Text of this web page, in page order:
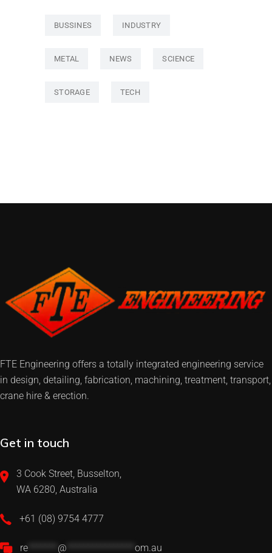
BUSSINES INDUSTRY
METAL NEWS SCIENCE
STORAGE TECH
FTE Engineering offers a totally integrated engineering service
in design, detailing, fabrication, machining, treatment, transport,
crane hire & erection.
Get in touch
3 Cook Street, Busselton,
WA 6280, Australia
+61 (08) 9754 4777
re @ om.au